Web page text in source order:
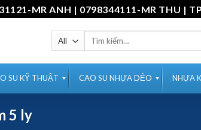
MR ANH | 0798344111-MR THU |
Tìm
SU KỸ THUẬT CAO SU NHỰA DẺO NHỰA
5 ly